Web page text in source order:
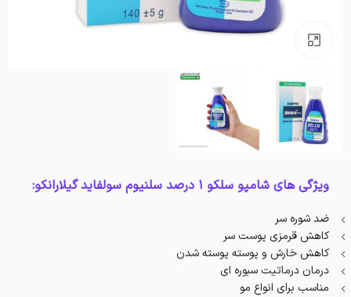
بزرگنمایی تصویر
ویژگی های شامپو سلکو 1 درصد سلنیوم سولفاید گیلارانکو:
ضد شوره سر
کاهش قرمزی پوست سر
کاهش خارش و پوسته پوسته شدن
درمان درماتیت سبوره ای
مناسب برای انواع مو